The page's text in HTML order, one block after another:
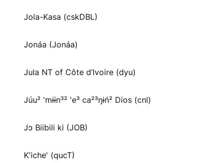
Jola-Kasa (cskDBL)
Jonáa (Jonáa)
Jula NT of Côte d’Ivoire (dyu)
Júu² 'mɨɨn³² 'e³ ca²³ŋɨń² Dios (cnl)
Jɔ Biibili ki (JOB)
K'iche' (qucT)